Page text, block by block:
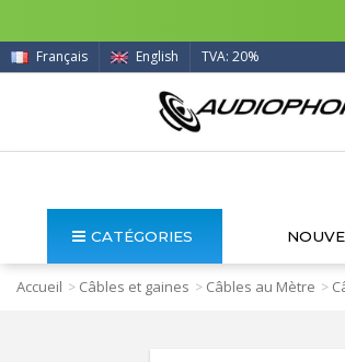
Français English TVA: 20%
CATÉGORIES
Accueil > Câbles et gaines > Câbles au Mètre >